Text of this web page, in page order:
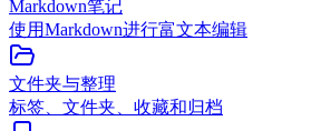
Markdown笔记
使用Markdown进行富文本编辑
文件夹与整理
标签、文件夹、收藏和归档